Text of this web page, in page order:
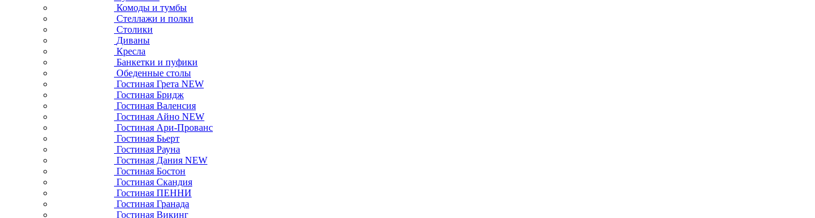
Комоды и тумбы
Стеллажи и полки
Столики
Диваны
Кресла
Банкетки и пуфики
Обеденные столы
Гостиная Грета NEW
Гостиная Бридж
Гостиная Валенсия
Гостиная Айно NEW
Гостиная Ари-Прованс
Гостиная Бьерт
Гостиная Рауна
Гостиная Дания NEW
Гостиная Бостон
Гостиная Скандия
Гостиная ПЕННИ
Гостиная Гранада
Гостиная Викинг